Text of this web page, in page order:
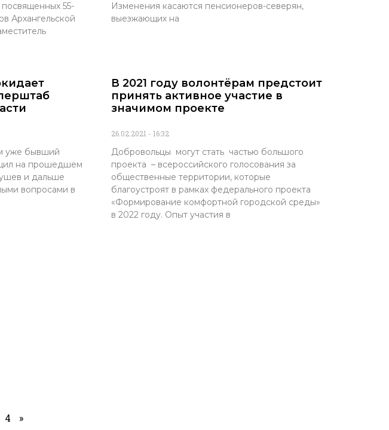
55-
Архангельской
Изменения касаются пенсионеров-северян,
выезжающих на
уже бывший
на прошедшем
и дальше
вопросами в
В 2021 году волонтёрам предстоит
принять активное участие в
значимом проекте
26.02.2021 16:32
Добровольцы могут стать частью большого
проекта – всероссийского голосования за
общественные территории, которые
благоустроят в рамках федерального проекта
«Формирование комфортной городской среды»
в 2022 году. Опыт участия в
4 »